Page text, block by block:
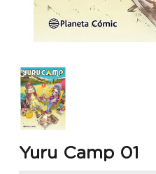
Yuru Camp 01